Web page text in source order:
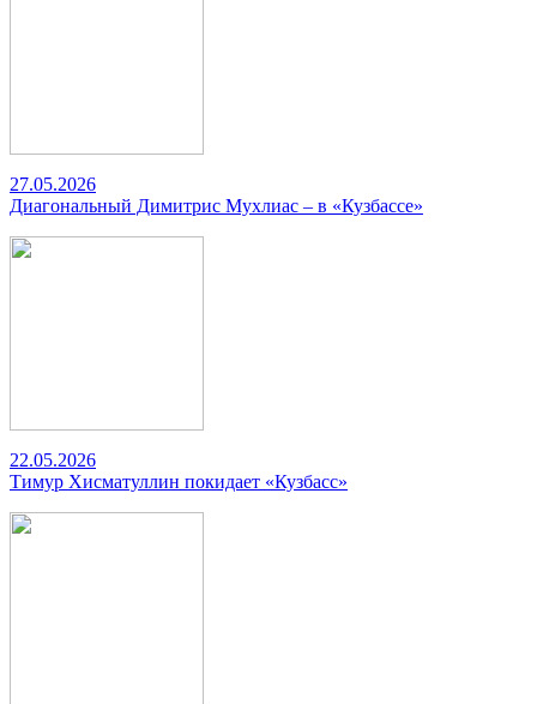
27.05.2026
Диагональный Димитрис Мухлиас – в «Кузбассе»
22.05.2026
Тимур Хисматуллин покидает «Кузбасс»